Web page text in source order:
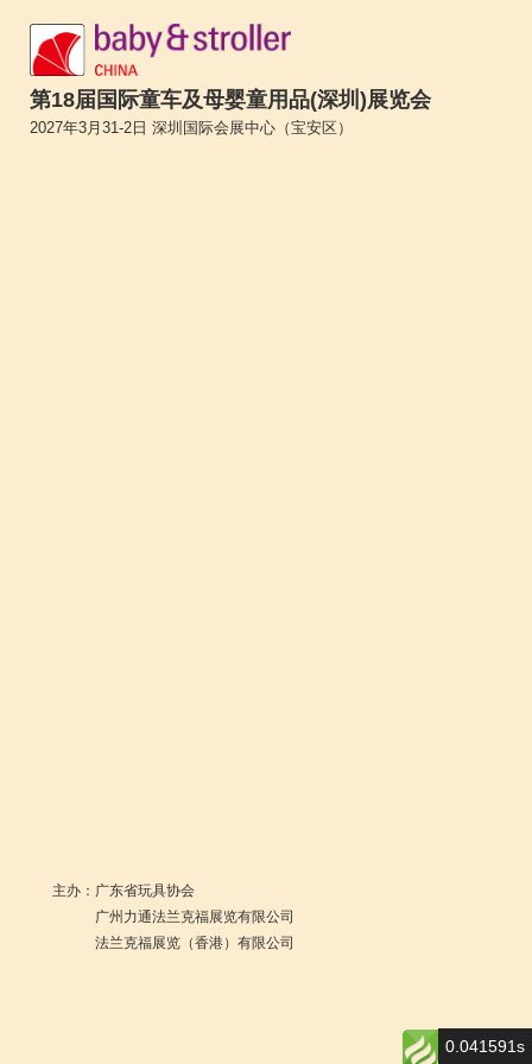
第18届国际童车及母婴童用品(深圳)展览会
2027年3月31-2日 深圳国际会展中心（宝安区）
主办： 广东省玩具协会
广州力通法兰克福展览有限公司
法兰克福展览（香港）有限公司
0.041591s